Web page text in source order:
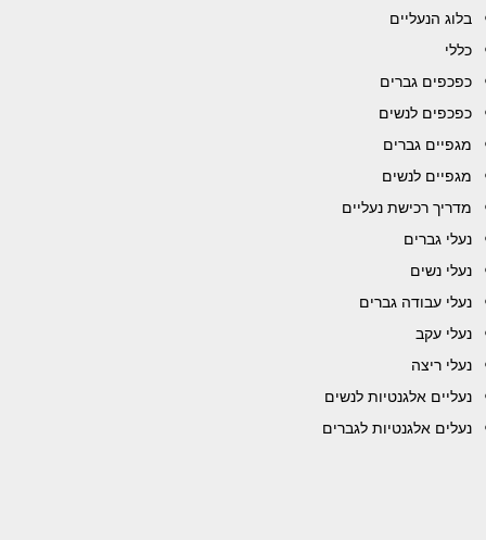
בלוג הנעליים
כללי
כפכפים גברים
כפכפים לנשים
מגפיים גברים
מגפיים לנשים
מדריך רכישת נעליים
נעלי גברים
נעלי נשים
נעלי עבודה גברים
נעלי עקב
נעלי ריצה
נעליים אלגנטיות לנשים
נעלים אלגנטיות לגברים